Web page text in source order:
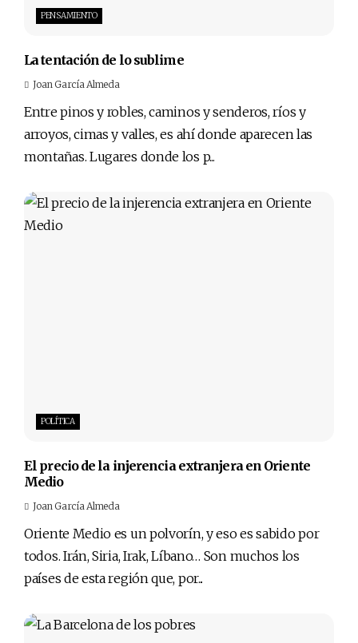
PENSAMIENTO
La tentación de lo sublime
Joan García Almeda
Entre pinos y robles, caminos y senderos, ríos y
arroyos, cimas y valles, es ahí donde aparecen las
montañas. Lugares donde los p...
POLÍTICA
El precio de la injerencia extranjera en Oriente
Medio
Joan García Almeda
Oriente Medio es un polvorín, y eso es sabido por
todos. Irán, Siria, Irak, Líbano… Son muchos los
países de esta región que, por...